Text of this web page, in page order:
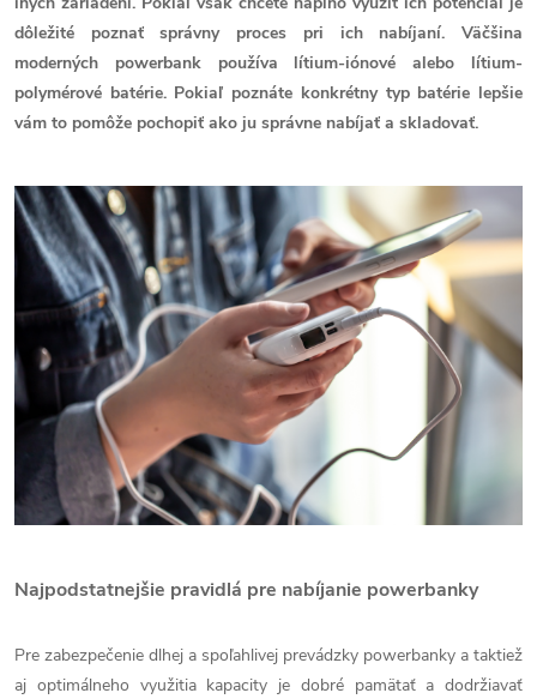
dôležité poznať správny proces pri ich nabíjaní. Väčšina
moderných powerbank používa lítium-iónové alebo lítium-
polymérové batérie. Pokiaľ poznáte konkrétny typ batérie lepšie
vám to pomôže pochopiť ako ju správne nabíjať a skladovať.
Najpodstatnejšie pravidlá pre nabíjanie powerbanky
Pre zabezpečenie dlhej a spoľahlivej prevádzky powerbanky a taktiež
aj optimálneho využitia kapacity je dobré pamätať a dodržiavať